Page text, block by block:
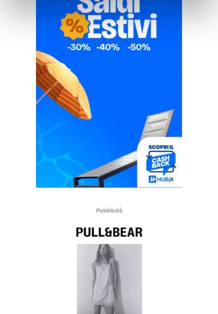
Pubblicità